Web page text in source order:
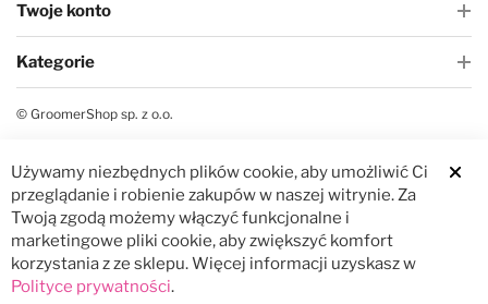
Twoje konto
Kategorie
© GroomerShop sp. z o.o.
Używamy niezbędnych plików cookie, aby umożliwić Ci
przeglądanie i robienie zakupów w naszej witrynie. Za
Twoją zgodą możemy włączyć funkcjonalne i
marketingowe pliki cookie, aby zwiększyć komfort
korzystania z ze sklepu. Więcej informacji uzyskasz w
Polityce prywatności.